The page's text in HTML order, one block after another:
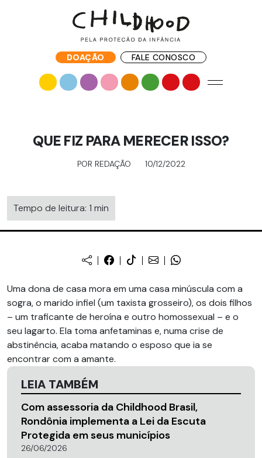
DOAÇÃO FALE CONOSCO
QUE FIZ PARA MERECER ISSO?
POR REDAÇÃO 10/12/2022
Tempo de leitura: 1 min
Uma dona de casa mora em uma casa minúscula com a
sogra, o marido infiel (um taxista grosseiro), os dois filhos
– um traficante de heroína e outro homossexual – e o
seu lagarto. Ela toma anfetaminas e, numa crise de
abstinência, acaba matando o esposo que ia se
encontrar com a amante.
LEIA TAMBÉM
Com assessoria da Childhood Brasil,
Rondônia implementa a Lei da Escuta
Protegida em seus municípios
26/06/2026